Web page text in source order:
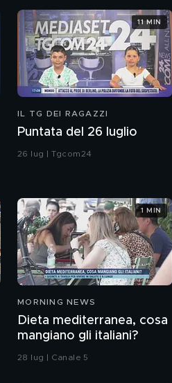
IL TG DEI RAGAZZI
Puntata del 26 luglio
26 lug | Tgcom24
11 MIN
MORNING NEWS
Dieta mediterranea, cosa
mangiano gli italiani?
28 lug | Canale 5
1 MIN